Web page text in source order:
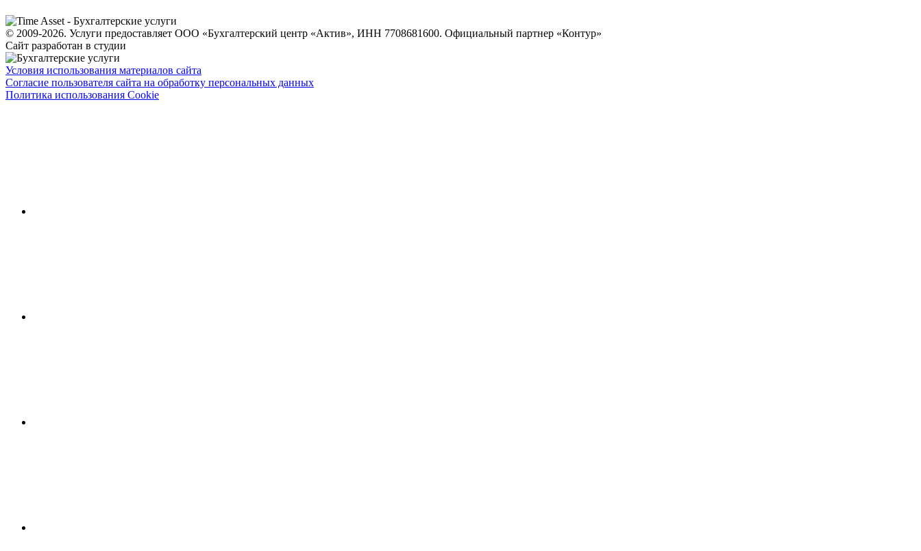
© 2009-2026. Услуги предоставляет ООО «Бухгалтерский центр «Актив», ИНН 7708681600. Официальный партнер «Контур»
Сайт разработан в студии
Условия использования материалов сайта
Согласие пользователя сайта на обработку персональных данных
Политика использования Cookie